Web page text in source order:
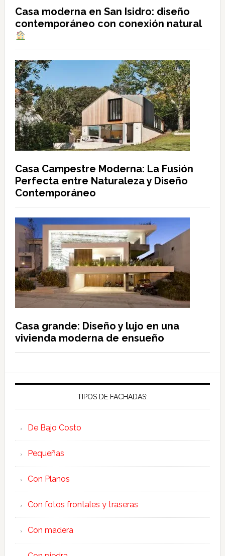
Casa moderna en San Isidro: diseño
contemporáneo con conexión natural
Casa Campestre Moderna: La Fusión
Perfecta entre Naturaleza y Diseño
Contemporáneo
Casa grande: Diseño y lujo en una
vivienda moderna de ensueño
TIPOS DE FACHADAS:
De Bajo Costo
Pequeñas
Con Planos
Con fotos frontales y traseras
Con madera